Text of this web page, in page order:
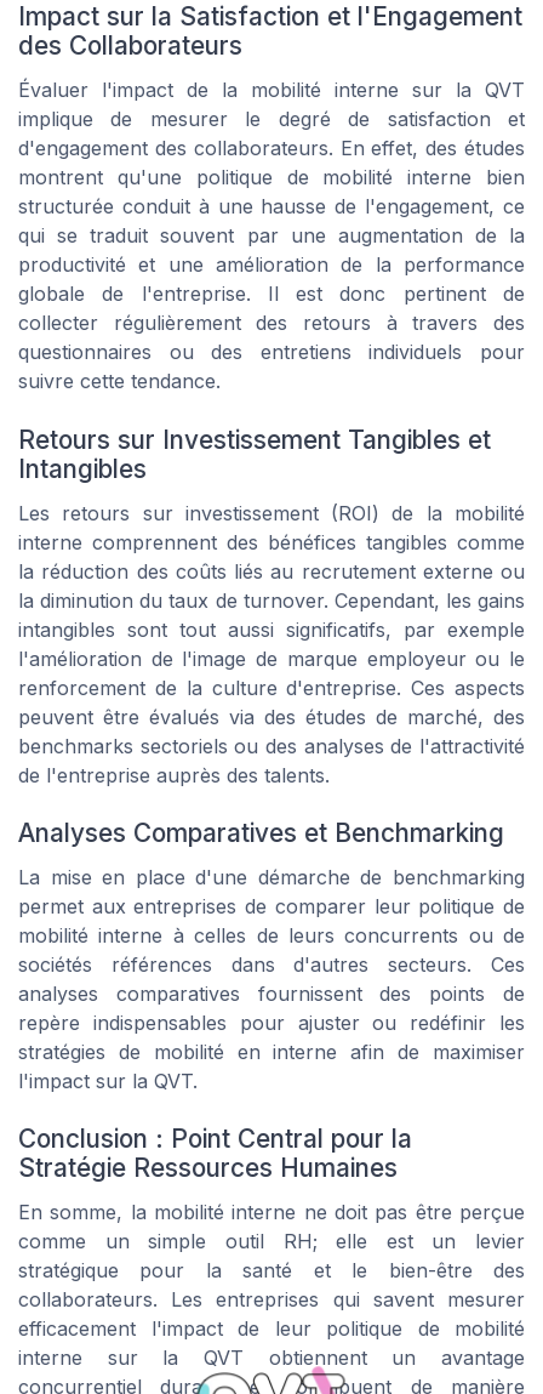
Impact sur la Satisfaction et l'Engagement
des Collaborateurs
Évaluer l'impact de la mobilité interne sur la QVT
implique de mesurer le degré de satisfaction et
d'engagement des collaborateurs. En effet, des études
montrent qu'une politique de mobilité interne bien
structurée conduit à une hausse de l'engagement, ce
qui se traduit souvent par une augmentation de la
productivité et une amélioration de la performance
globale de l'entreprise. Il est donc pertinent de
collecter régulièrement des retours à travers des
questionnaires ou des entretiens individuels pour
suivre cette tendance.
Retours sur Investissement Tangibles et
Intangibles
Les retours sur investissement (ROI) de la mobilité
interne comprennent des bénéfices tangibles comme
la réduction des coûts liés au recrutement externe ou
la diminution du taux de turnover. Cependant, les gains
intangibles sont tout aussi significatifs, par exemple
l'amélioration de l'image de marque employeur ou le
renforcement de la culture d'entreprise. Ces aspects
peuvent être évalués via des études de marché, des
benchmarks sectoriels ou des analyses de l'attractivité
de l'entreprise auprès des talents.
Analyses Comparatives et Benchmarking
La mise en place d'une démarche de benchmarking
permet aux entreprises de comparer leur politique de
mobilité interne à celles de leurs concurrents ou de
sociétés références dans d'autres secteurs. Ces
analyses comparatives fournissent des points de
repère indispensables pour ajuster ou redéfinir les
stratégies de mobilité en interne afin de maximiser
l'impact sur la QVT.
Conclusion : Point Central pour la
Stratégie Ressources Humaines
En somme, la mobilité interne ne doit pas être perçue
comme un simple outil RH; elle est un levier
stratégique pour la santé et le bien-être des
collaborateurs. Les entreprises qui savent mesurer
efficacement l'impact de leur politique de mobilité
interne sur la QVT obtiennent un avantage
concurrentiel durable et contribuent de manière